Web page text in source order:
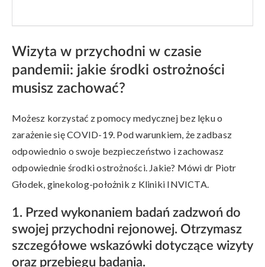
Wizyta w przychodni w czasie
pandemii: jakie środki ostrożności
musisz zachować?
Możesz korzystać z pomocy medycznej bez lęku o
zarażenie się COVID-19. Pod warunkiem, że zadbasz
odpowiednio o swoje bezpieczeństwo i zachowasz
odpowiednie środki ostrożności. Jakie? Mówi dr Piotr
Głodek, ginekolog-położnik z Kliniki INVICTA.
1. Przed wykonaniem badań zadzwoń do
swojej przychodni rejonowej. Otrzymasz
szczegółowe wskazówki dotyczące wizyty
oraz przebiegu badania.